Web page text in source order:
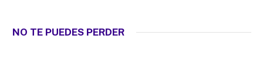
NO TE PUEDES PERDER